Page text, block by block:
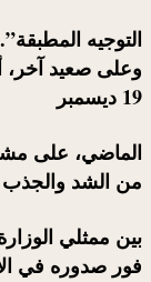
التوجيه المطبقة”.
وعلى صعيد آخر،
19 ديسمبر
الماضي، على
من الشد والجذب
بين ممثلي
فور صدوره في